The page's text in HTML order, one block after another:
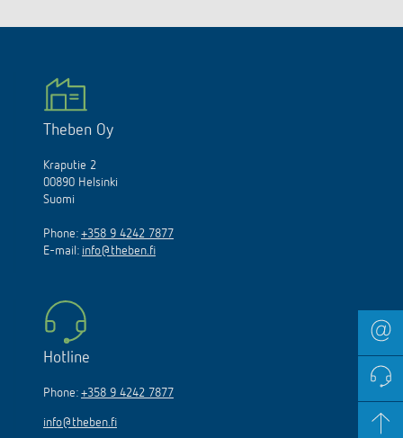
Theben Oy
Kraputie 2
00890 Helsinki
Suomi
Phone: +358 9 4242 7877
E-mail: info@theben.fi
Hotline
Phone: +358 9 4242 7877
info@theben.fi